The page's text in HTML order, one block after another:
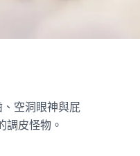
空洞眼神與屁
調皮怪物。